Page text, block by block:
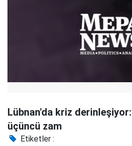
Lübnan'da kriz
üçüncü zam
Etiketler :